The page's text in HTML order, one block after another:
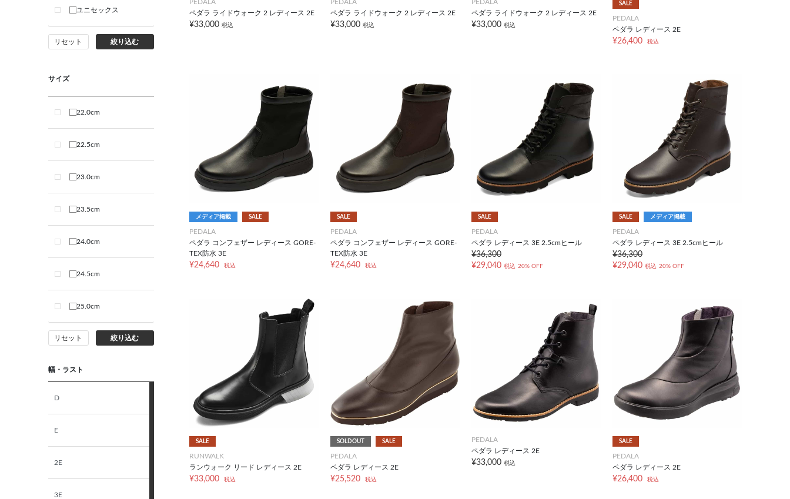
ユニセックス
リセット 絞り込む
サイズ
22.0cm
22.5cm
23.0cm
23.5cm
24.0cm
24.5cm
25.0cm
リセット 絞り込む
幅・ラスト
D
E
2E
3E
PEDALA
ペダラ ライドウォーク 2 レディース 2E
¥33,000 税込
PEDALA
ペダラ ライドウォーク 2 レディース 2E
¥33,000 税込
PEDALA
ペダラ ライドウォーク 2 レディース 2E
¥33,000 税込
SALE
PEDALA
ペダラ レディース 2E
¥26,400 税込
メディア掲載 SALE
PEDALA
ペダラ コンフェザー レディース GORE-
TEX防水 3E
¥24,640 税込
SALE
PEDALA
ペダラ コンフェザー レディース GORE-
TEX防水 3E
¥24,640 税込
SALE
PEDALA
ペダラ レディース 3E 2.5cmヒール
¥36,300
¥29,040 税込 20% OFF
SALE メディア掲載
PEDALA
ペダラ レディース 3E 2.5cmヒール
¥36,300
¥29,040 税込 20% OFF
SALE
RUNWALK
ランウォーク リード レディース 2E
¥33,000 税込
SOLDOUT SALE
PEDALA
ペダラ レディース 2E
¥25,520 税込
PEDALA
ペダラ レディース 2E
¥33,000 税込
SALE
PEDALA
ペダラ レディース 2E
¥26,400 税込